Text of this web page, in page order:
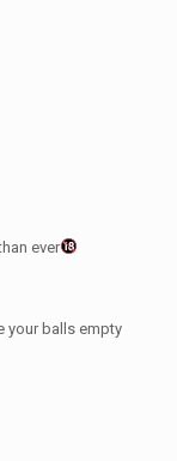
ever
your balls empty